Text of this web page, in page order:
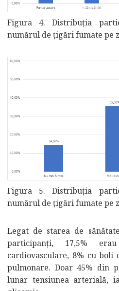
Figura 4. Distribuția
numărul de țigări fumate pe
Figura 5. Distribuția
numărul de țigări fumate pe
Legat de starea de
participanți, 17,5%
cardiovasculare, 8% cu boli
pulmonare. Doar 45% din
lunar tensiunea arterială,